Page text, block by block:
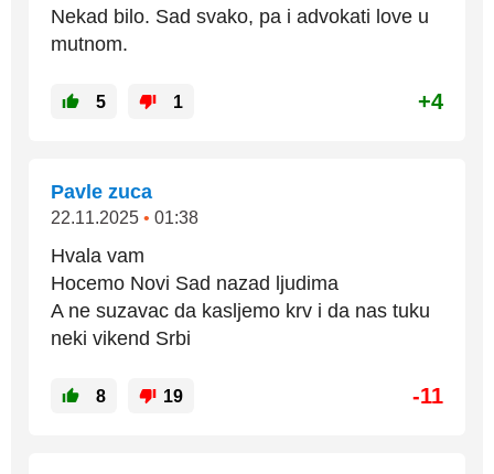
Nekad bilo. Sad svako, pa i advokati love u
mutnom.
5 1 +4
Pavle zuca
22.11.2025 • 01:38
Hvala vam
Hocemo Novi Sad nazad ljudima
A ne suzavac da kasljemo krv i da nas tuku
neki vikend Srbi
8 19 -11